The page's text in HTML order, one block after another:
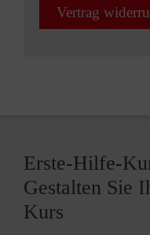
Vertrag
Erste-Hilfe-
Gestalten Sie
Kurs